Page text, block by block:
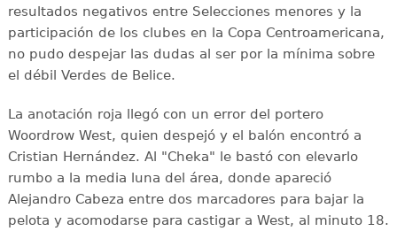
resultados negativos entre Selecciones menores y la
participación de los clubes en la Copa Centroamericana,
no pudo despejar las dudas al ser por la mínima sobre
el débil Verdes de Belice.
La anotación roja llegó con un error del portero
Woordrow West, quien despejó y el balón encontró a
Cristian Hernández. Al "Cheka" le bastó con elevarlo
rumbo a la media luna del área, donde apareció
Alejandro Cabeza entre dos marcadores para bajar la
pelota y acomodarse para castigar a West, al minuto 18.